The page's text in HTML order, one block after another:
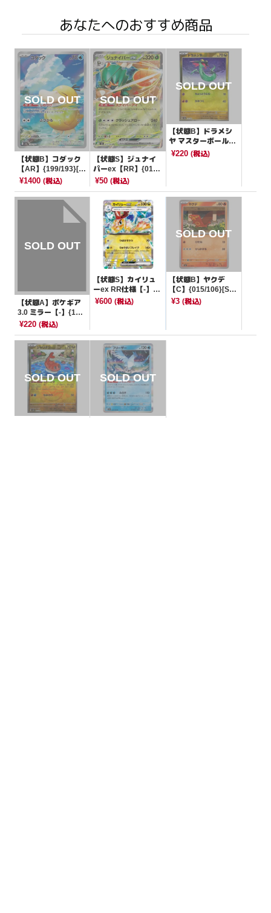
あなたへのおすすめ商品
【状態B】コダック
【AR】{199/193}[M
2a]
¥1400 (税込)
【状態S】ジュナイ
パーex【RR】{012/
080}[M3]
¥50(税込)
【状態B】ドラメシ
ヤ マスターボールミ
ラー【-】{118/187}
¥220 (税込)
【状態A】ポケギア
3.0 ミラー【-】{130/
173}[sm12a]
¥220 (税込)
【状態S】カイリュ
ーex RR仕様【-】{0
90/139}[SVD]
¥600(税込)
【状態B】ヤクデ
【C】{015/106}[SV
8]
¥3 (税込)